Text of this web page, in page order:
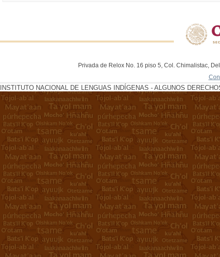
Privada de Relox No. 16 piso 5, Col. Chimalistac,
INSTITUTO NACIONAL DE LENGUAS INDÍGENAS - ALGUNOS